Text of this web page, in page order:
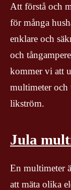
Att förstå och
för många
enklare och
och
kommer vi att
multimeter och
likström.
Jula
En multimeter
att mäta olika